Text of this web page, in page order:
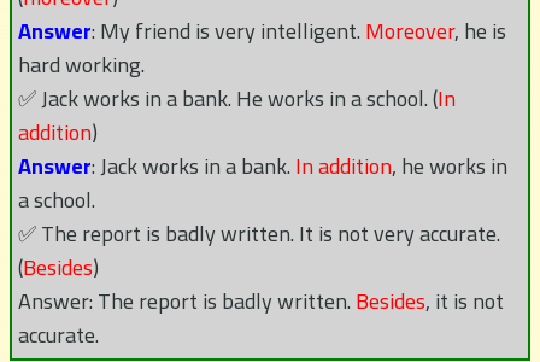
Answer: My friend is very intelligent.Moreover, he is
hard working.
✅ Jack works in a bank. He works in a school. (In
addition)
Answer: Jack works in a bank.In addition, he works in
a school.
✅ The report is badly written. It is not very accurate.
(Besides)
Answer: The report is badly written.Besides, it is not
accurate.